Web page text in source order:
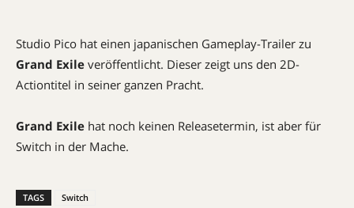
Studio Pico hat einen japanischen Gameplay-Trailer zu
Grand Exile veröffentlicht. Dieser zeigt uns den 2D-
Actiontitel in seiner ganzen Pracht.
Grand Exile hat noch keinen Releasetermin, ist aber für
Switch in der Mache.
TAGS Switch